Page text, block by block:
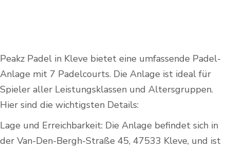
Peakz Padel in Kleve bietet eine umfassende Padel-
Anlage mit 7 Padelcourts. Die Anlage ist ideal für
Spieler aller Leistungsklassen und Altersgruppen.
Hier sind die wichtigsten Details:
Lage und Erreichbarkeit: Die Anlage befindet sich in
der Van-Den-Bergh-Straße 45, 47533 Kleve, und ist